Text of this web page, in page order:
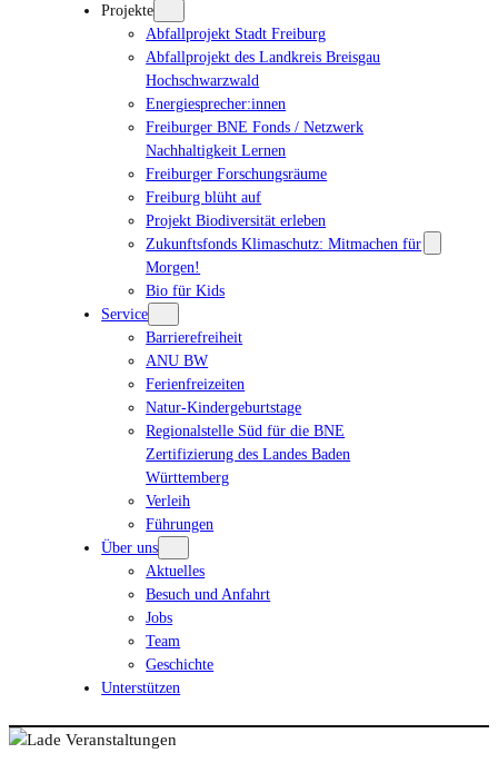
Projekte
Abfallprojekt Stadt Freiburg
Abfallprojekt des Landkreis Breisgau
Hochschwarzwald
Energiesprecher:innen
Freiburger BNE Fonds / Netzwerk
Nachhaltigkeit Lernen
Freiburger Forschungsräume
Freiburg blüht auf
Projekt Biodiversität erleben
Zukunftsfonds Klimaschutz: Mitmachen für
Morgen!
Bio für Kids
Service
Barrierefreiheit
ANU BW
Ferienfreizeiten
Natur-Kindergeburtstage
Regionalstelle Süd für die BNE
Zertifizierung des Landes Baden
Württemberg
Verleih
Führungen
Über uns
Aktuelles
Besuch und Anfahrt
Jobs
Team
Geschichte
Unterstützen